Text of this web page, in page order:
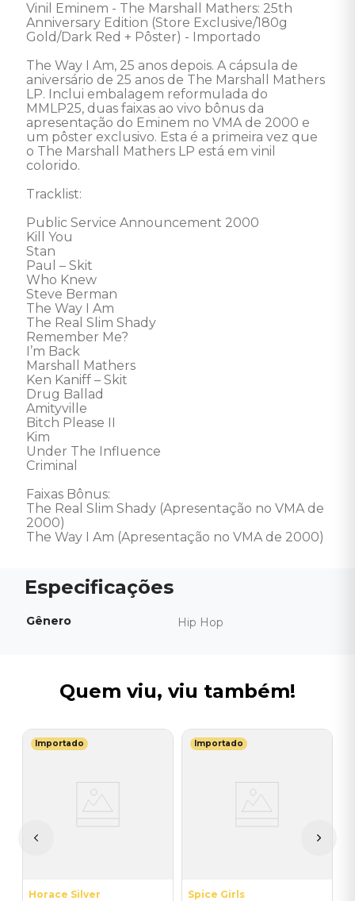
Vinil Eminem - The Marshall Mathers: 25th
Anniversary Edition (Store Exclusive/180g
Gold/Dark Red + Pôster) - Importado
The Way I Am, 25 anos depois. A cápsula de
aniversário de 25 anos de The Marshall Mathers
LP. Inclui embalagem reformulada do
MMLP25, duas faixas ao vivo bônus da
apresentação do Eminem no VMA de 2000 e
um pôster exclusivo. Esta é a primeira vez que
o The Marshall Mathers LP está em vinil
colorido.
Tracklist:
Public Service Announcement 2000
Kill You
Stan
Paul – Skit
Who Knew
Steve Berman
The Way I Am
The Real Slim Shady
Remember Me?
I’m Back
Marshall Mathers
Ken Kaniff – Skit
Drug Ballad
Amityville
Bitch Please II
Kim
Under The Influence
Criminal
Faixas Bônus:
The Real Slim Shady (Apresentação no VMA de
2000)
The Way I Am (Apresentação no VMA de 2000)
Gênero Hip Hop
Quem viu, viu também!
Importado
Horace Silver
Importado
Spice Girls